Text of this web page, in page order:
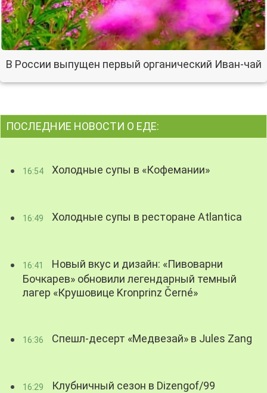
В России выпущен первый органический Иван-чай
ПОСЛЕДНИЕ НОВОСТИ О ЕДЕ:
16:54 Холодные супы в «Кофемании»
16:49 Холодные супы в ресторане Atlantica
16:41
Новый вкус и дизайн: «Пивоварни
Бочкарев» обновили легендарный темный
лагер «Крушовице Kronprinz Černé»
16:36 Спешл-десерт «Медвезай» в Jules Zang
16:29 Клубничный сезон в Dizengof/99